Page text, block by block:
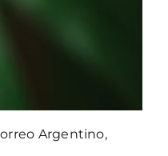
Argentino,